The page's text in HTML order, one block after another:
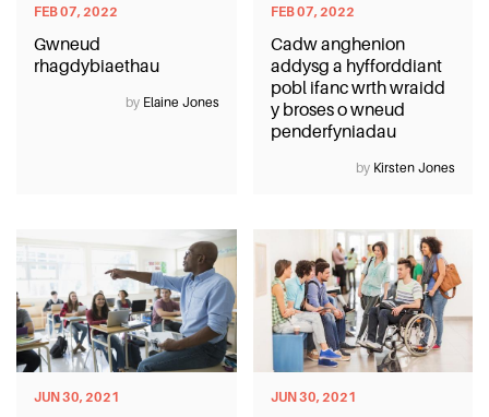
FEB 07, 2022
Gwneud
rhagdybiaethau
by Elaine Jones
FEB 07, 2022
Cadw anghenion
addysg a hyfforddiant
pobl ifanc wrth wraidd
y broses o wneud
penderfyniadau
by Kirsten Jones
JUN 30, 2021 JUN 30, 2021